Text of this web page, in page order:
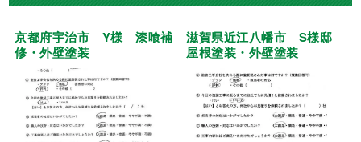
京都府宇治市 Y様 漆喰補
修・外壁塗装
滋賀県近江八幡市 S様邸
屋根塗装・外壁塗装